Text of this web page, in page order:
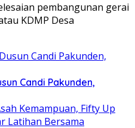
pembangunan gerai
KDMP Desa
Candi Pakunden,